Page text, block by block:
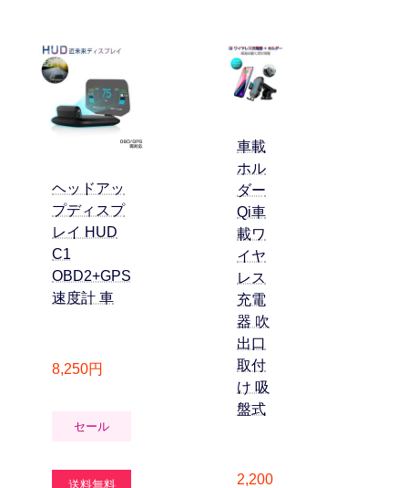
ヘッドアッ
プディスプ
レイ HUD
C1
OBD2+GPS
速度計 車
8,250円
セール
送料無料
車載
ホル
ダー
Qi車
載ワ
イヤ
レス
充電
器 吹
出口
取付
け 吸
盤式
2,200